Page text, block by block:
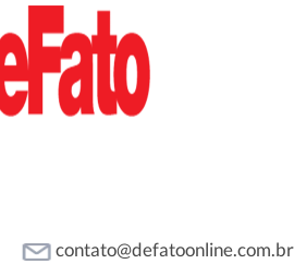
contato@defatoonline.com.br